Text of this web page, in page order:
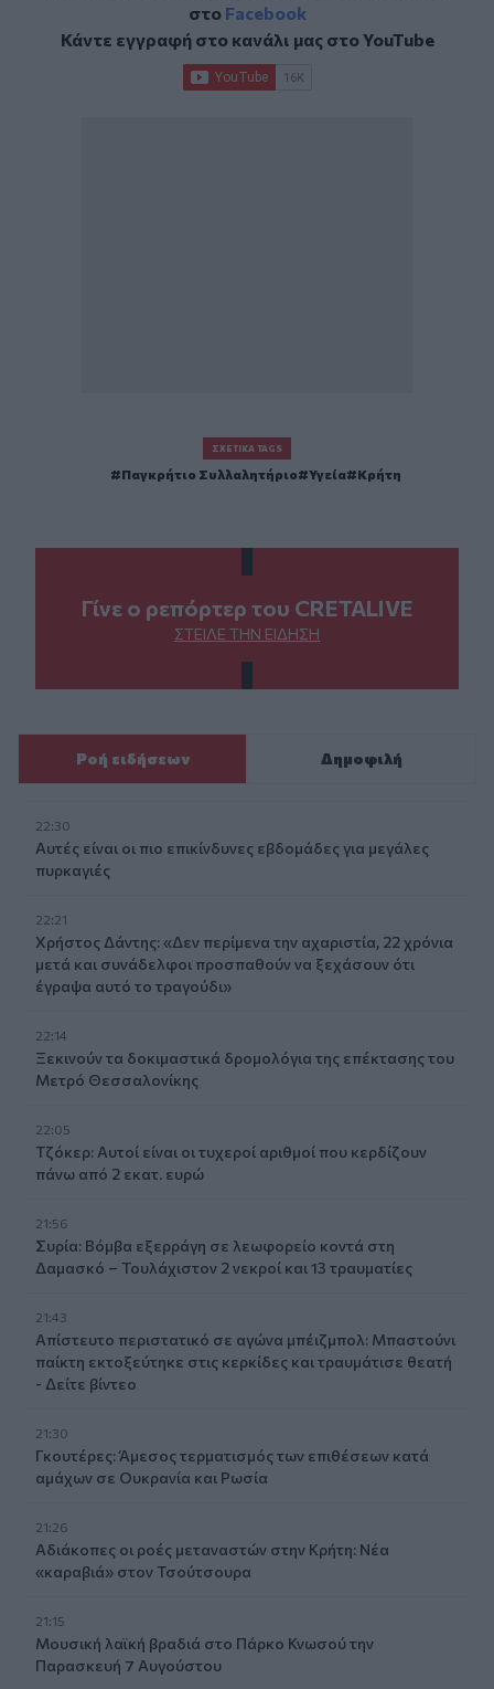
στο Facebook
Κάντε εγγραφή στο κανάλι μας στοYouTube
ΣΧΕΤΙΚΆ TAGS
Παγκρήτιο Συλλαλητήριο Υγεία Κρήτη
Γίνε ο ρεπόρτερ του CRETALIVE
ΣΤΕΊΛΕ ΤΗΝ ΕΊΔΗΣΗ
Ροή ειδήσεων Δημοφιλή
22:30
Αυτές είναι οι πιο επικίνδυνες εβδομάδες για μεγάλες
πυρκαγιές
22:21
Χρήστος Δάντης: «Δεν περίμενα την αχαριστία, 22 χρόνια
μετά και συνάδελφοι προσπαθούν να ξεχάσουν ότι
έγραψα αυτό το τραγούδι»
22:14
Ξεκινούν τα δοκιμαστικά δρομολόγια της επέκτασης του
Μετρό Θεσσαλονίκης
22:05
Τζόκερ: Αυτοί είναι οι τυχεροί αριθμοί που κερδίζουν
πάνω από 2 εκατ. ευρώ
21:56
Συρία: Βόμβα εξερράγη σε λεωφορείο κοντά στη
Δαμασκό – Τουλάχιστον 2 νεκροί και 13 τραυματίες
21:43
Απίστευτο περιστατικό σε αγώνα μπέιζμπολ: Μπαστούνι
παίκτη εκτοξεύτηκε στις κερκίδες και τραυμάτισε θεατή
- Δείτε βίντεο
21:30
Γκουτέρες: Άμεσος τερματισμός των επιθέσεων κατά
αμάχων σε Ουκρανία και Ρωσία
21:26
Αδιάκοπες οι ροές μεταναστών στην Κρήτη: Νέα
«καραβιά» στον Τσούτσουρα
21:15
Μουσική λαϊκή βραδιά στο Πάρκο Κνωσού την
Παρασκευή 7 Αυγούστου